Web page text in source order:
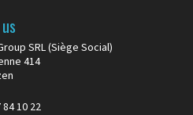
SRL (Siège Social)
414
84 10 22